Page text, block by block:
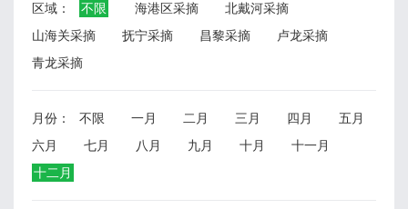
区域： 不限 海港区采摘
北戴河采摘
山海关采摘
抚宁采摘 昌黎采摘
卢龙采摘
青龙采摘
月份： 不限 一月 二月 三月 四月
五月
六月
七月 八月 九月 十月
十一月
十二月